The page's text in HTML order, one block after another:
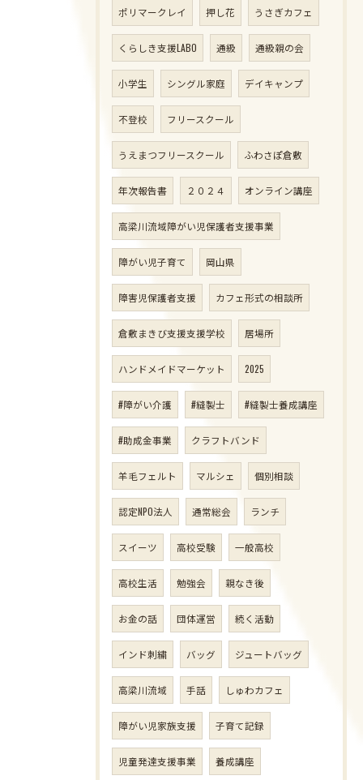
ポリマークレイ 押し花 うさぎカフェ
くらしき支援LABO 通級 通級親の会
小学生 シングル家庭 デイキャンプ
不登校 フリースクール
うえまつフリースクール ふわさぽ倉敷
年次報告書 ２０２４ オンライン講座
高梁川流域障がい児保護者支援事業
障がい児子育て 岡山県
障害児保護者支援 カフェ形式の相談所
倉敷まきび支援支援学校 居場所
ハンドメイドマーケット 2025
#障がい介護 #縫製士 #縫製士養成講座
#助成金事業 クラフトバンド
羊毛フェルト マルシェ 個別相談
認定NPO法人 通常総会 ランチ
スイーツ 高校受験 一般高校
高校生活 勉強会 親なき後
お金の話 団体運営 続く活動
インド刺繍 バッグ ジュートバッグ
高梁川流域 手話 しゅわカフェ
障がい児家族支援 子育て記録
児童発達支援事業 養成講座